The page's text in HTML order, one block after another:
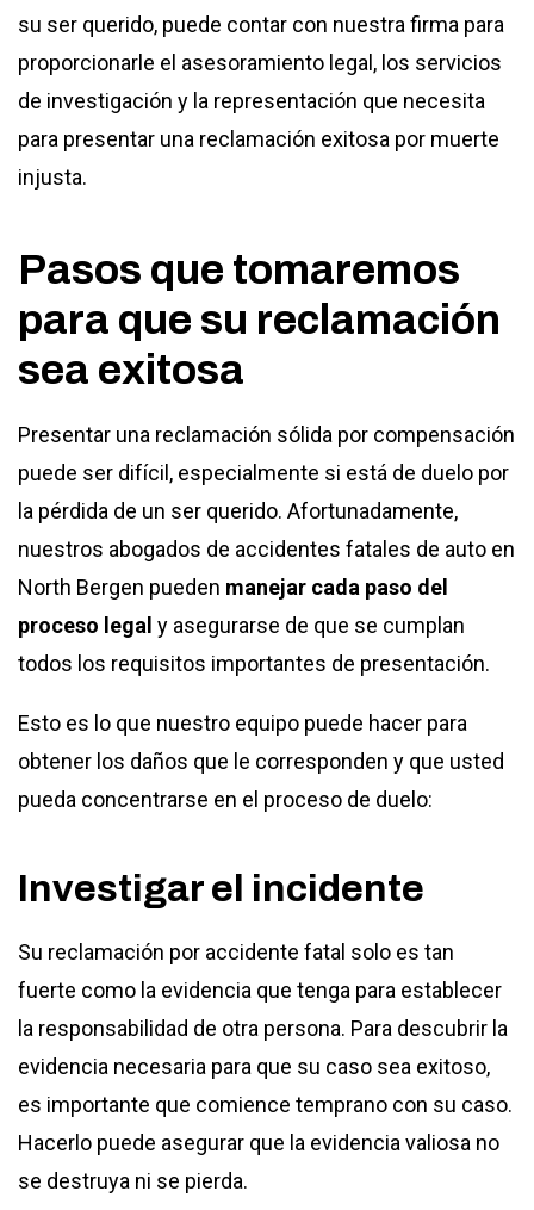
su ser querido, puede contar con nuestra firma para
proporcionarle el asesoramiento legal, los servicios
de investigación y la representación que necesita
para presentar una reclamación exitosa por muerte
injusta.
Pasos que tomaremos
para que su reclamación
sea exitosa
Presentar una reclamación sólida por compensación
puede ser difícil, especialmente si está de duelo por
la pérdida de un ser querido. Afortunadamente,
nuestros abogados de accidentes fatales de auto en
North Bergen pueden manejar cada paso del
proceso legal y asegurarse de que se cumplan
todos los requisitos importantes de presentación.
Esto es lo que nuestro equipo puede hacer para
obtener los daños que le corresponden y que usted
pueda concentrarse en el proceso de duelo:
Investigar el incidente
Su reclamación por accidente fatal solo es tan
fuerte como la evidencia que tenga para establecer
la responsabilidad de otra persona. Para descubrir la
evidencia necesaria para que su caso sea exitoso,
es importante que comience temprano con su caso.
Hacerlo puede asegurar que la evidencia valiosa no
se destruya ni se pierda.